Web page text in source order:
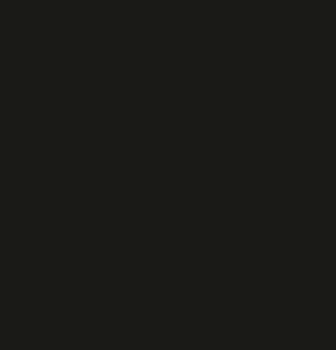
de Flamengo, Palmeiras e
Botafogo de 2024
de Huguinho em Botafogo x